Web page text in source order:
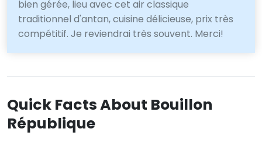
bien gérée, lieu avec cet air classique
traditionnel d'antan, cuisine délicieuse, prix très
compétitif. Je reviendrai très souvent. Merci!
Quick Facts About Bouillon
République